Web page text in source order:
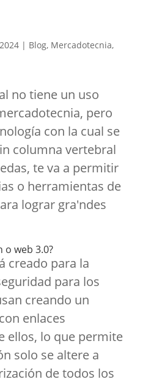
| Blog, Mercadotecnia,
no tiene un uso
pero
con la cual se
columna vertebral
te va a permitir
o herramientas de
lograr gra'ndes
o web 3.0?
creado para la
para los
creando un
enlaces
ellos, lo que permite
solo se altere a
de todos los